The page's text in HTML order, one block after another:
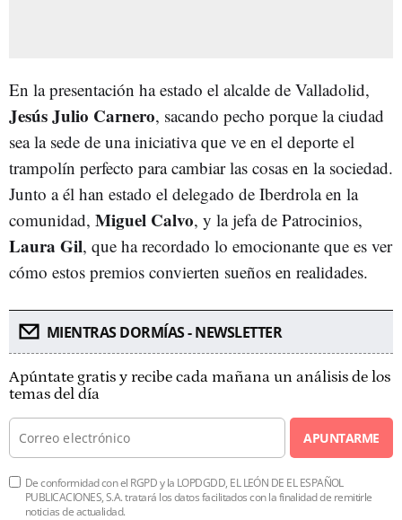
En la presentación ha estado el alcalde de Valladolid,
Jesús Julio Carnero, sacando pecho porque la ciudad
sea la sede de una iniciativa que ve en el deporte el
trampolín perfecto para cambiar las cosas en la sociedad.
Junto a él han estado el delegado de Iberdrola en la
comunidad, Miguel Calvo, y la jefa de Patrocinios,
Laura Gil, que ha recordado lo emocionante que es ver
cómo estos premios convierten sueños en realidades.
MIENTRAS DORMÍAS - NEWSLETTER
Apúntate gratis y recibe cada mañana un análisis de los
temas del día
APUNTARME
De conformidad con el RGPD y la LOPDGDD, EL LEÓN DE EL ESPAÑOL
PUBLICACIONES, S.A. tratará los datos facilitados con la finalidad de remitirle
noticias de actualidad.